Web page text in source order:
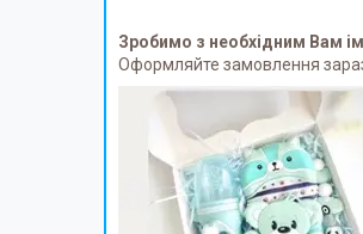
Зробимо з необхідним Вам
Оформляйте замовлення